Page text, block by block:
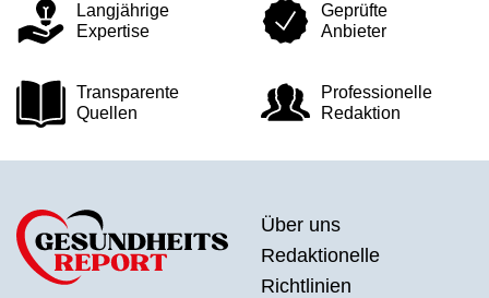
Langjährige
Expertise
Geprüfte
Anbieter
Transparente
Quellen
Professionelle
Redaktion
Über uns
Redaktionelle
Richtlinien